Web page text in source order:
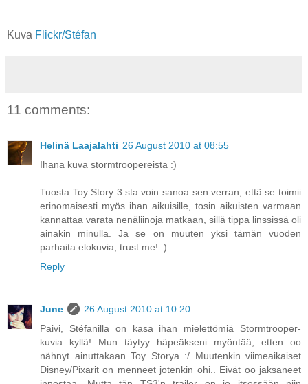
Kuva Flickr/Stéfan
11 comments:
Helinä Laajalahti 26 August 2010 at 08:55
Ihana kuva stormtroopereista :)
Tuosta Toy Story 3:sta voin sanoa sen verran, että se toimii
erinomaisesti myös ihan aikuisille, tosin aikuisten varmaan
kannattaa varata nenäliinoja matkaan, sillä tippa linssissä oli
ainakin minulla. Ja se on muuten yksi tämän vuoden
parhaita elokuvia, trust me! :)
Reply
June
26 August 2010 at 10:20
Paivi, Stéfanilla on kasa ihan mielettömiä Stormtrooper-
kuvia kyllä! Mun täytyy häpeäkseni myöntää, etten oo
nähnyt ainuttakaan Toy Storya :/ Muutenkin viimeaikaiset
Disney/Pixarit on menneet jotenkin ohi.. Eivät oo jaksaneet